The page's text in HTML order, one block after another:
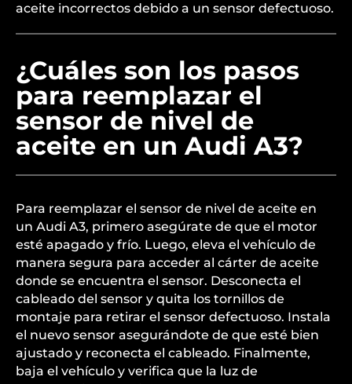
aceite incorrectos debido a un sensor defectuoso.
¿Cuáles son los pasos
para reemplazar el
sensor de nivel de
aceite en un Audi A3?
Para reemplazar el sensor de nivel de aceite en
un Audi A3, primero asegúrate de que el motor
esté apagado y frío. Luego, eleva el vehículo de
manera segura para acceder al cárter de aceite
donde se encuentra el sensor. Desconecta el
cableado del sensor y quita los tornillos de
montaje para retirar el sensor defectuoso. Instala
el nuevo sensor asegurándote de que esté bien
ajustado y reconecta el cableado. Finalmente,
baja el vehículo y verifica que la luz de